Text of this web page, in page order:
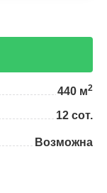
440 м2
12 сот.
Возможна